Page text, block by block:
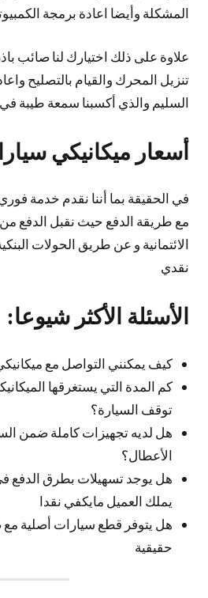
المشكلة وأيضا اعادة برمجة
علاوة على ذلك اختيارك لنا صائب
تنزيل المحرك والقيام بالتصليح
السليم والذي أكسبنا سمعة طيبة
أسعار ميكانيكي
في الحقيقة بما أننا نقدم خدمة
مع طريقة الدفع حيث نقبل الدفع
الائتمانية و عن طريق الحولات
نقدي
الأسئلة الأكثر شيوعا:
كيف يمكنني التواصل مع
كم المدة التي يستغرقها
توقف السيارة؟
هل لديه تجهيزات كاملة ضمن
الأعطال؟
هل يوجد تسهيلات بطرق الدفع
يملك العميل مايكفي نقدا
هل يتوفر قطع سيارات أصلية
حقيقية